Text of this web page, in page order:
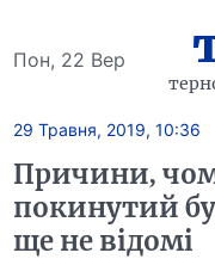
Пон, 22 Вер
29 Травня, 2019, 10:36
Причини,
покинутий
ще не відомі